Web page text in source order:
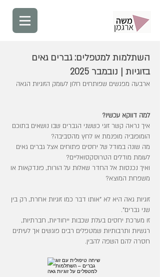
השתלמות למטפלים: גברים גאים
בזוגיות | נובמבר 2025
ארבעה מפגשים שפותחים חלון לעומק הזוגיות הגאה
למה דווקא עכשיו?
איך נראה קשר זוגי כששני הגברים שבו נושאים בתוכם
הומופוביה מופנמת או לחץ מהסביבה?
מה שונה במודל של יחסים פתוחים אצל גברים גאים
לעומת מודלים הטרוסקסואליים?
ואיך נכנסות אל החדר שאלות על הורות, פונדקאות או
משפחת המוצא?
זוגיות גאה היא לא "אותו דבר כמו זוגיות אחרת, רק בין
שני גברים".
זו מערכת יחסים בעלת שכבות ייחודיות, חברתיות,
רגשיות ותרבותיות שמטפלים רבים פוגשים אך לעיתים
חסרה להם השפה להבין.